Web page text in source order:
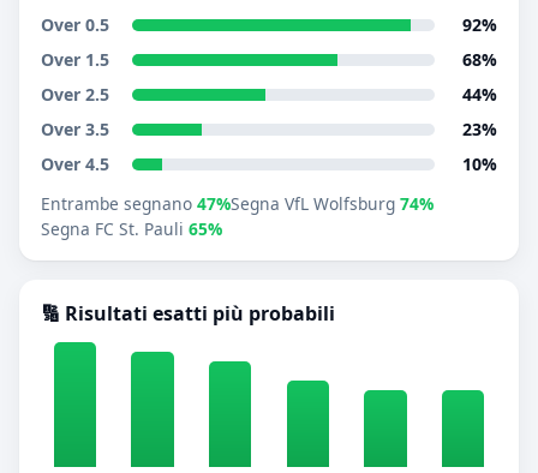
Over 0.5
92%
Over 1.5
68%
Over 2.5
44%
Over 3.5
23%
Over 4.5
10%
Entrambe segnano 47%Segna VfL Wolfsburg 74%
Segna FC St. Pauli 65%
🔢 Risultati esatti più probabili